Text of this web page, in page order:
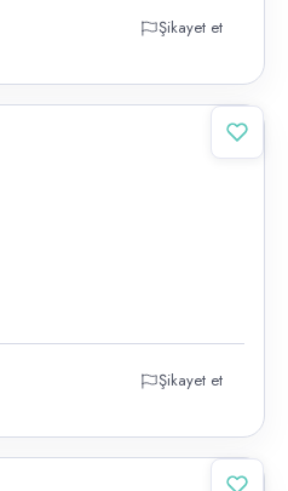
Şikayet et
Şikayet et